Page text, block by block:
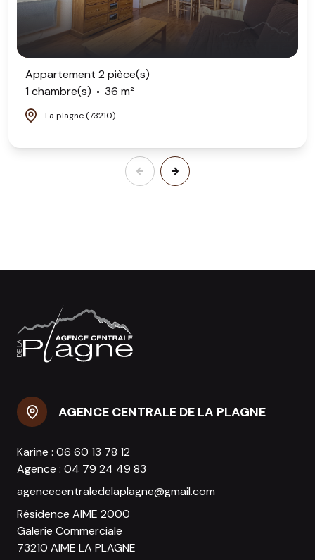
Appartement 2 pièce(s)
1 chambre(s)
36 m²
La plagne (73210)
AGENCE CENTRALE DE LA PLAGNE
Karine : 06 60 13 78 12
Agence : 04 79 24 49 83
agencecentraledelaplagne@gmail.com
Résidence AIME 2000
Galerie Commerciale
73210 AIME LA PLAGNE